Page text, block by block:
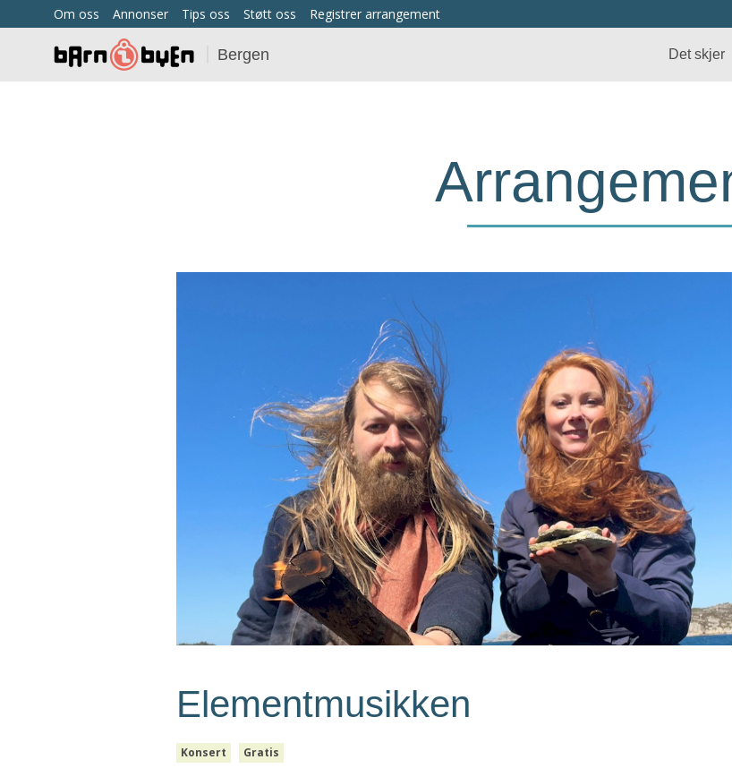
Om oss Annonser Tips oss Støtt oss Registrer arrangement
Bergen Det skjer
Elementmusikken
Konsert Gratis